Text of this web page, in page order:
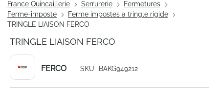
France Quincaillerie Serrurerie
Fermetures
Ferme-imposte
Ferme impostes a tringle rigide
TRINGLE LIAISON FERCO
TRINGLE LIAISON FERCO
FERCO SKU BAKG949212